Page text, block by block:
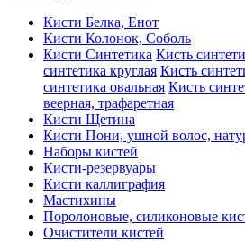
Кисти Белка, Енот
Кисти Колонок, Соболь
Кисти Синтетика Кисть
синтетика круглая Кисть
синтетика овальная Кисть
веерная, трафаретная
Кисти Щетина
Кисти Пони, ушной волос,
Наборы кистей
Кисти-резервуары
Кисти каллиграфия
Мастихины
Поролоновые, силиконовые
Очистители кистей